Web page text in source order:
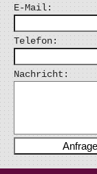
E-Mail:
Telefon:
Nachricht: